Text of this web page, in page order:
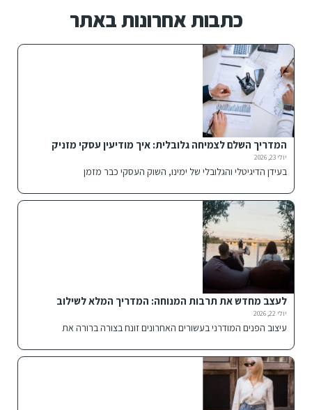
כתבות אחרונות באתר
המדריך השלם לצמיחה גלובלית: איך מודיעין עסקי מזניק
חברות להצלחה בינלאומית
יולי 23, 2026
בעידן הדיגיטלי והגלובלי של ימינו, השוק העסקי כבר מזמן
לעצב מחדש את תרבות המנוחה: המדריך המלא לשילוב
פתרונות ישיבה אלטרנטיביים בבית ובחוץ
יולי 22, 2026
עיצוב הפנים המודרני בעשורים האחרונים זונח בצורה ברורה את